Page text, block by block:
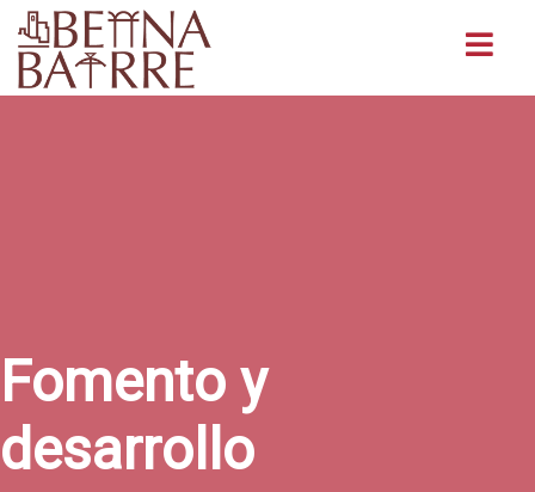
Fomento y
desarrollo